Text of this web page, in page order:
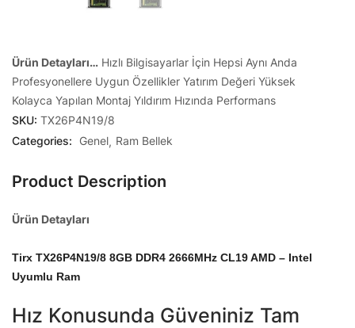
Ürün Detayları… Hızlı Bilgisayarlar İçin Hepsi Aynı Anda
Profesyonellere Uygun Özellikler Yatırım Değeri Yüksek
Kolayca Yapılan Montaj Yıldırım Hızında Performans
SKU: TX26P4N19/8
Categories: Genel Ram Bellek
Product Description
Ürün Detayları
Tirx TX26P4N19/8 8GB DDR4 2666MHz CL19 AMD – Intel
Uyumlu Ram
Hız Konusunda Güveniniz Tam